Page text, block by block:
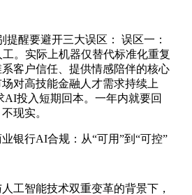
提醒要避开三大误区： 误区一：
。实际上机器仅替代标准化重复
客户信任、提供情感陪伴的核心
对高技能金融人才需求持续上
AI投入短期回本。一年内就要回
现实。
银行AI合规：从“可用”到“可控”
工智能技术双重变革的背景下，